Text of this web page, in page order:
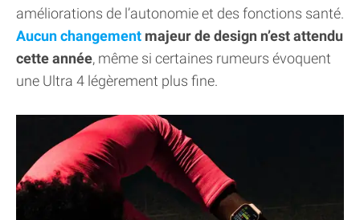
améliorations de l’autonomie et des fonctions santé.
Aucun changement majeur de design n’est attendu
cette année, même si certaines rumeurs évoquent
une Ultra 4 légèrement plus fine.